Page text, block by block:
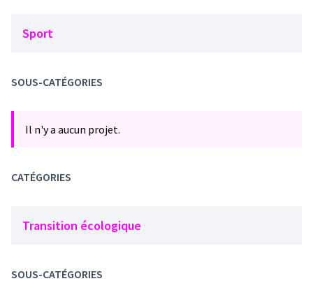
Sport
SOUS-CATÉGORIES
Il n'y a aucun projet.
CATÉGORIES
Transition écologique
SOUS-CATÉGORIES